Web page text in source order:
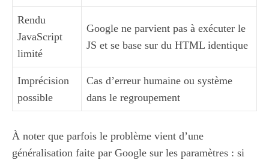
Rendu
JavaScript
limité
Google ne parvient pas à exécuter le
JS et se base sur du HTML identique
Imprécision
possible
Cas d’erreur humaine ou système
dans le regroupement
À noter que parfois le problème vient d’une
généralisation faite par Google sur les paramètres : si